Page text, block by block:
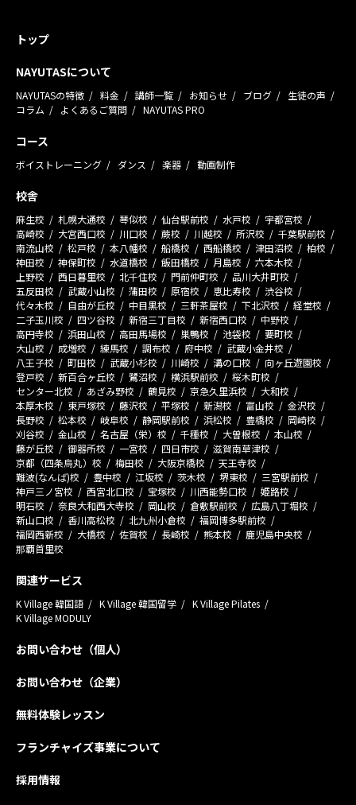
トップ
NAYUTASについて
NAYUTASの特徴 料金 講師一覧 お知らせ ブログ
生徒の声
コラム
よくあるご質問 NAYUTAS PRO
コース
ボイストレーニング ダンス 楽器 動画制作
校舎
麻生校 札幌大通校 琴似校 仙台駅前校 水戸校
宇都宮校
高崎校
大宮西口校 川口校 蕨校 川越校 所沢校
千葉駅前校
南流山校
松戸校 本八幡校 船橋校 西船橋校 津田沼校
柏校
神田校
神保町校 水道橋校 飯田橋校 月島校
六本木校
上野校
西日暮里校 北千住校 門前仲町校
品川大井町校
五反田校
武蔵小山校 蒲田校 原宿校 恵比寿校
渋谷校
代々木校
自由が丘校 中目黒校 三軒茶屋校 下北沢校
経堂校
二子玉川校
四ツ谷校 新宿三丁目校 新宿西口校
中野校
高円寺校
浜田山校 高田馬場校 巣鴨校 池袋校
要町校
大山校
成増校 練馬校 調布校 府中校
武蔵小金井校
八王子校
町田校 武蔵小杉校 川崎校 溝の口校
向ヶ丘遊園校
登戸校
新百合ヶ丘校 鷺沼校 横浜駅前校
桜木町校
センター北校
あざみ野校 鶴見校 京急久里浜校
大和校
本厚木校
東戸塚校 藤沢校 平塚校 新潟校 富山校
金沢校
長野校
松本校 岐阜校 静岡駅前校 浜松校 豊橋校
岡崎校
刈谷校
金山校 名古屋（栄）校 千種校 大曽根校
本山校
藤が丘校
御器所校 一宮校 四日市校
滋賀南草津校
京都（四条烏丸）校
梅田校 大阪京橋校
天王寺校
難波(なんば)校
豊中校 江坂校 茨木校 堺東校
三宮駅前校
神戸三ノ宮校
西宮北口校 宝塚校 川西能勢口校
姫路校
明石校
奈良大和西大寺校 岡山校 倉敷駅前校
広島八丁堀校
新山口校
香川高松校 北九州小倉校
福岡博多駅前校
福岡西新校
大橋校 佐賀校 長崎校 熊本校
鹿児島中央校
那覇首里校
関連サービス
K Village 韓国語 K Village 韓国留学
K Village Pilates
K Village MODULY
お問い合わせ（個人）
お問い合わせ（企業）
無料体験レッスン
フランチャイズ事業について
採用情報